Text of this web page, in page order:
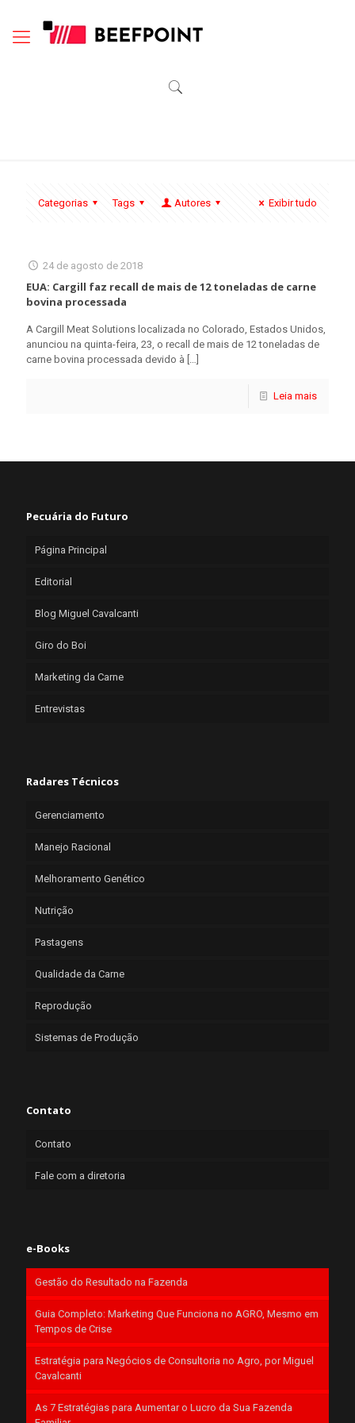
Categorias Tags Autores Exibir tudo
24 de agosto de 2018
EUA: Cargill faz recall de mais de 12 toneladas de carne
bovina processada
A Cargill Meat Solutions localizada no Colorado, Estados Unidos,
anunciou na quinta-feira, 23, o recall de mais de 12 toneladas de
carne bovina processada devido à […]
Leia mais
Pecuária do Futuro
Página Principal
Editorial
Blog Miguel Cavalcanti
Giro do Boi
Marketing da Carne
Entrevistas
Radares Técnicos
Gerenciamento
Manejo Racional
Melhoramento Genético
Nutrição
Pastagens
Qualidade da Carne
Reprodução
Sistemas de Produção
Contato
Contato
Fale com a diretoria
e-Books
Gestão do Resultado na Fazenda
Guia Completo: Marketing Que Funciona no AGRO, Mesmo em
Tempos de Crise
Estratégia para Negócios de Consultoria no Agro, por Miguel
Cavalcanti
As 7 Estratégias para Aumentar o Lucro da Sua Fazenda